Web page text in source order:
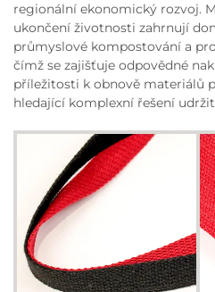
regionální ekonomický rozvoj.
ukončení životnosti zahrnují
průmyslové kompostování a
čímž se zajišťuje odpovědné
příležitosti k obnově materiálů
hledající komplexní řešení